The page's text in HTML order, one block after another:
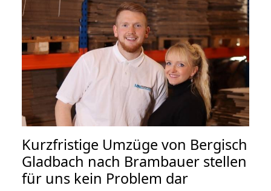
Kurzfristige Umzüge von Bergisch
Gladbach nach Brambauer stellen
für uns kein Problem dar